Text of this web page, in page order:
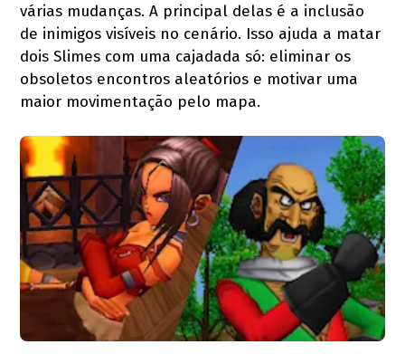
várias mudanças. A principal delas é a inclusão
de inimigos visíveis no cenário. Isso ajuda a matar
dois Slimes com uma cajadada só: eliminar os
obsoletos encontros aleatórios e motivar uma
maior movimentação pelo mapa.